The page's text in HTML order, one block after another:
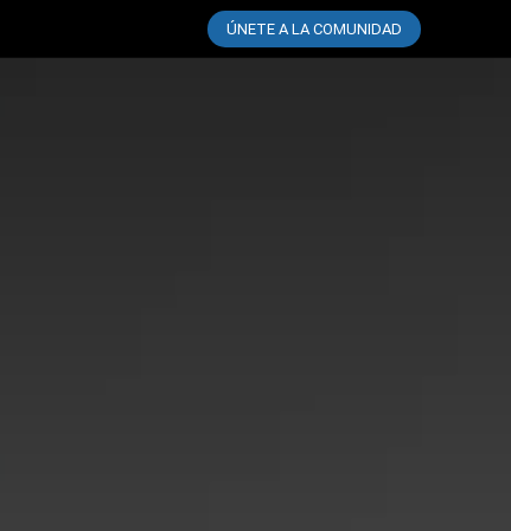
ÚNETE A LA COMUNIDAD